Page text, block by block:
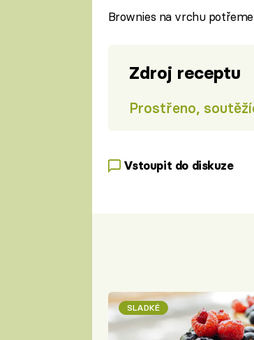
Brownies na vrchu
Zdroj receptu
Prostřeno,
Vstoupit do diskuze
SLADKÉ